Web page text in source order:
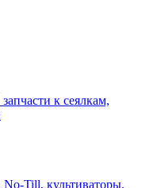
к сеялкам,
Till, культиваторы,